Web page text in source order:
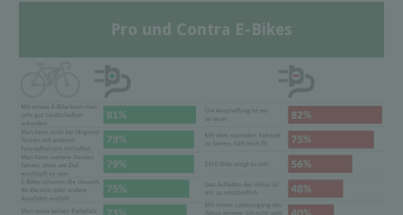
Pro und Contra E-Bikes